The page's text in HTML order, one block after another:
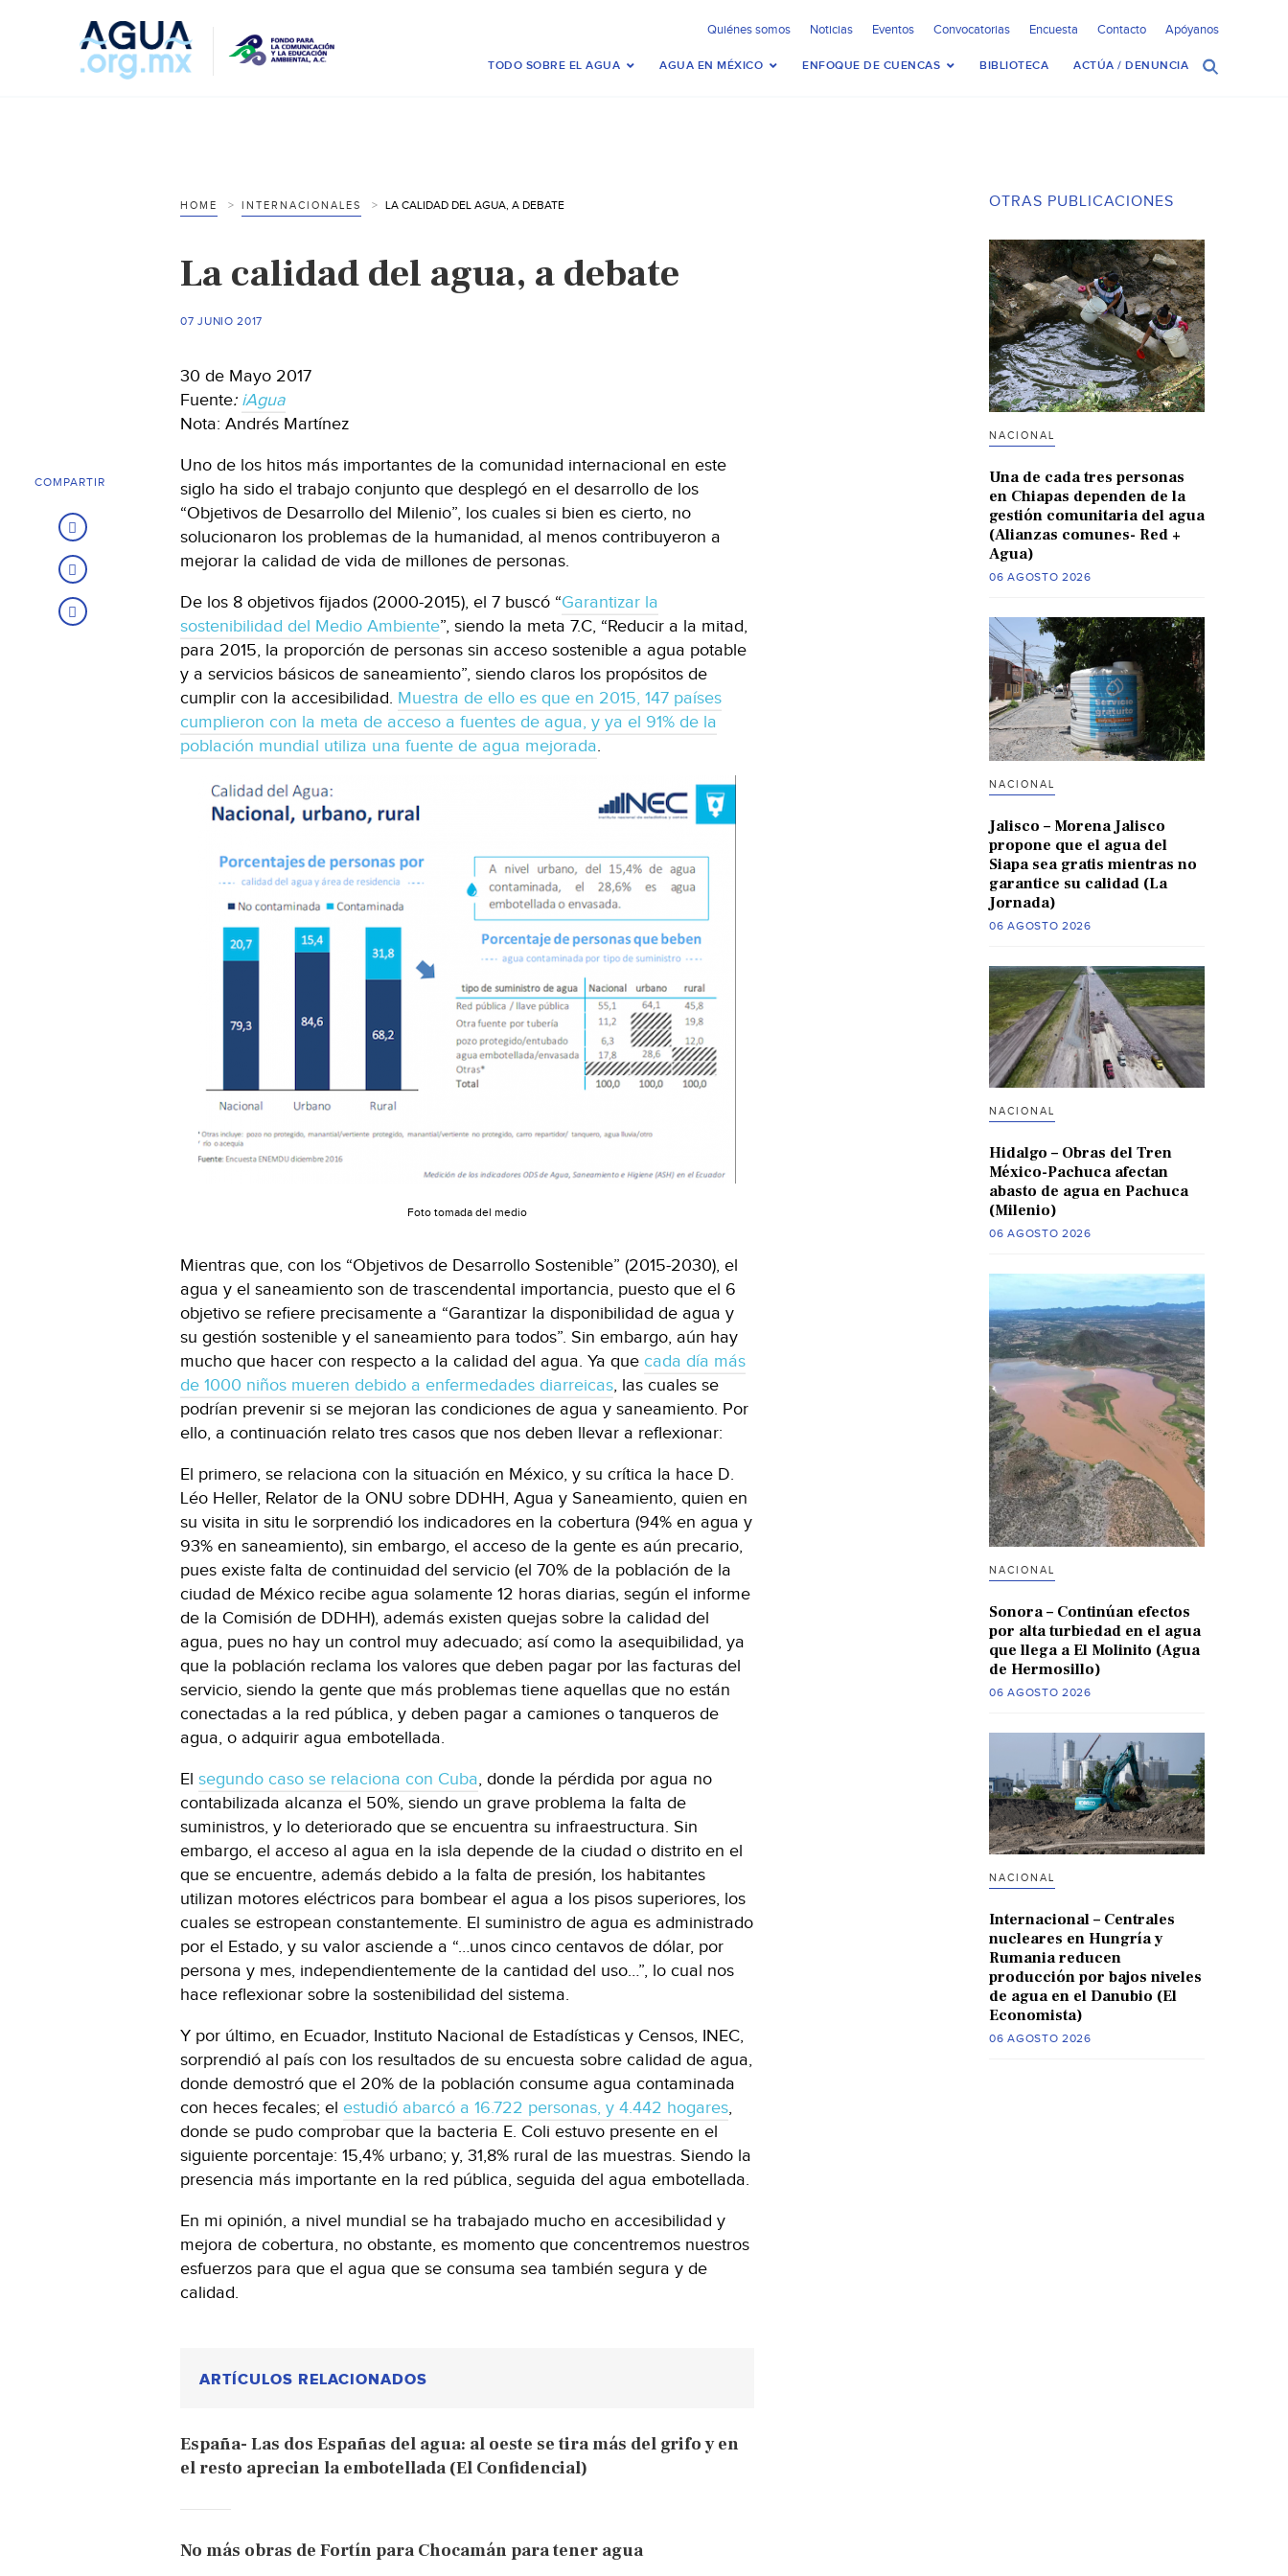
Quiénes somos Noticias Eventos Convocatorias Encuesta Contacto Apóyanos
TODO SOBRE EL AGUA AGUA EN MÉXICO ENFOQUE DE CUENCAS BIBLIOTECA ACTÚA / DENUNCIA
HOME INTERNACIONALES LA CALIDAD DEL AGUA, A DEBATE
La calidad del agua, a debate
07 JUNIO 2017
30 de Mayo 2017
Fuente: iAgua
Nota: Andrés Martínez
Uno de los hitos más importantes de la comunidad internacional en este
siglo ha sido el trabajo conjunto que desplegó en el desarrollo de los
“Objetivos de Desarrollo del Milenio”, los cuales si bien es cierto, no
solucionaron los problemas de la humanidad, al menos contribuyeron a
mejorar la calidad de vida de millones de personas.
De los 8 objetivos fijados (2000-2015), el 7 buscó “Garantizar la
sostenibilidad del Medio Ambiente”, siendo la meta 7.C, “Reducir a la mitad,
para 2015, la proporción de personas sin acceso sostenible a agua potable
y a servicios básicos de saneamiento”, siendo claros los propósitos de
cumplir con la accesibilidad. Muestra de ello es que en 2015, 147 países
cumplieron con la meta de acceso a fuentes de agua, y ya el 91% de la
población mundial utiliza una fuente de agua mejorada.
Foto tomada del medio
Mientras que, con los “Objetivos de Desarrollo Sostenible” (2015-2030), el
agua y el saneamiento son de trascendental importancia, puesto que el 6
objetivo se refiere precisamente a “Garantizar la disponibilidad de agua y
su gestión sostenible y el saneamiento para todos”. Sin embargo, aún hay
mucho que hacer con respecto a la calidad del agua. Ya que cada día más
de 1000 niños mueren debido a enfermedades diarreicas, las cuales se
podrían prevenir si se mejoran las condiciones de agua y saneamiento. Por
ello, a continuación relato tres casos que nos deben llevar a reflexionar:
El primero, se relaciona con la situación en México, y su crítica la hace D.
Léo Heller, Relator de la ONU sobre DDHH, Agua y Saneamiento, quien en
su visita in situ le sorprendió los indicadores en la cobertura (94% en agua y
93% en saneamiento), sin embargo, el acceso de la gente es aún precario,
pues existe falta de continuidad del servicio (el 70% de la población de la
ciudad de México recibe agua solamente 12 horas diarias, según el informe
de la Comisión de DDHH), además existen quejas sobre la calidad del
agua, pues no hay un control muy adecuado; así como la asequibilidad, ya
que la población reclama los valores que deben pagar por las facturas del
servicio, siendo la gente que más problemas tiene aquellas que no están
conectadas a la red pública, y deben pagar a camiones o tanqueros de
agua, o adquirir agua embotellada.
El segundo caso se relaciona con Cuba, donde la pérdida por agua no
contabilizada alcanza el 50%, siendo un grave problema la falta de
suministros, y lo deteriorado que se encuentra su infraestructura. Sin
embargo, el acceso al agua en la isla depende de la ciudad o distrito en el
que se encuentre, además debido a la falta de presión, los habitantes
utilizan motores eléctricos para bombear el agua a los pisos superiores, los
cuales se estropean constantemente. El suministro de agua es administrado
por el Estado, y su valor asciende a “…unos cinco centavos de dólar, por
persona y mes, independientemente de la cantidad del uso…”, lo cual nos
hace reflexionar sobre la sostenibilidad del sistema.
Y por último, en Ecuador, Instituto Nacional de Estadísticas y Censos, INEC,
sorprendió al país con los resultados de su encuesta sobre calidad de agua,
donde demostró que el 20% de la población consume agua contaminada
con heces fecales; el estudió abarcó a 16.722 personas, y 4.442 hogares,
donde se pudo comprobar que la bacteria E. Coli estuvo presente en el
siguiente porcentaje: 15,4% urbano; y, 31,8% rural de las muestras. Siendo la
presencia más importante en la red pública, seguida del agua embotellada.
En mi opinión, a nivel mundial se ha trabajado mucho en accesibilidad y
mejora de cobertura, no obstante, es momento que concentremos nuestros
esfuerzos para que el agua que se consuma sea también segura y de
calidad.
ARTÍCULOS RELACIONADOS
España- Las dos Españas del agua: al oeste se tira más del grifo y en
el resto aprecian la embotellada (El Confidencial)
No más obras de Fortín para Chocamán para tener agua
COMPARTIR
OTRAS PUBLICACIONES
NACIONAL
Una de cada tres personas
en Chiapas dependen de la
gestión comunitaria del agua
(Alianzas comunes- Red +
Agua)
06 AGOSTO 2026
NACIONAL
Jalisco – Morena Jalisco
propone que el agua del
Siapa sea gratis mientras no
garantice su calidad (La
Jornada)
06 AGOSTO 2026
NACIONAL
Hidalgo – Obras del Tren
México-Pachuca afectan
abasto de agua en Pachuca
(Milenio)
06 AGOSTO 2026
NACIONAL
Sonora – Continúan efectos
por alta turbiedad en el agua
que llega a El Molinito (Agua
de Hermosillo)
06 AGOSTO 2026
NACIONAL
Internacional – Centrales
nucleares en Hungría y
Rumania reducen
producción por bajos niveles
de agua en el Danubio (El
Economista)
06 AGOSTO 2026